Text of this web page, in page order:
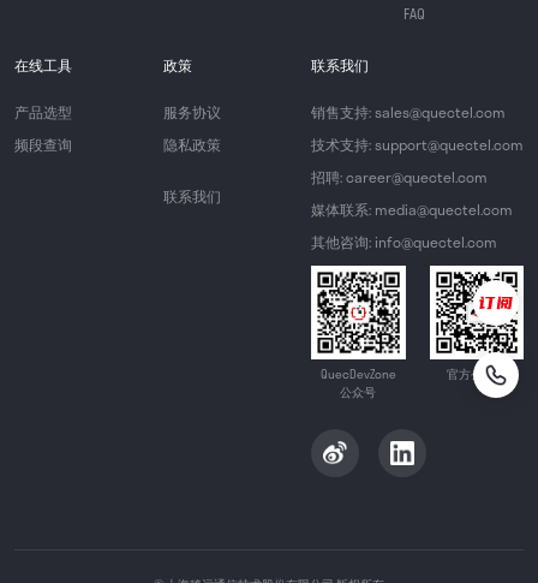
FAQ
在线工具
产品选型
频段查询
政策
服务协议
隐私政策
联系我们
联系我们
销售支持: sales@quectel.com
技术支持: support@quectel.com
招聘: career@quectel.com
媒体联系: media@quectel.com
其他咨询: info@quectel.com
QuecDevZone
公众号
官方公众号